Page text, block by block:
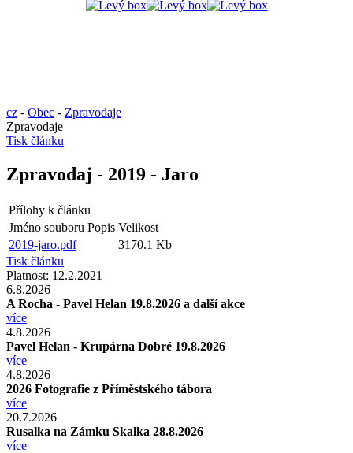
cz - Obec - Zpravodaje
Zpravodaje
Tisk článku
Zpravodaj - 2019 - Jaro
Přílohy k článku
Jméno souboru Popis Velikost
2019-jaro.pdf
3170.1 Kb
Tisk článku
Platnost: 12.2.2021
6.8.2026
A Rocha - Pavel Helan 19.8.2026 a další akce
více
4.8.2026
Pavel Helan - Krupárna Dobré 19.8.2026
více
4.8.2026
2026 Fotografie z Příměstského tábora
více
20.7.2026
Rusalka na Zámku Skalka 28.8.2026
více